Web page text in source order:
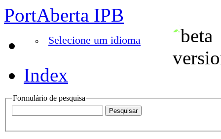
PortAberta IPB
Selecione um idioma
Index
Formulário de pesquisa